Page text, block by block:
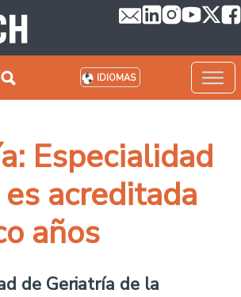
IDIOMAS
Especialidad
acreditada
años
de Geriatría de la